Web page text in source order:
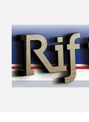
content